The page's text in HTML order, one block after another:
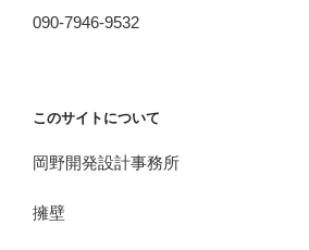
090-7946-9532
このサイトについて
岡野開発設計事務所
擁壁